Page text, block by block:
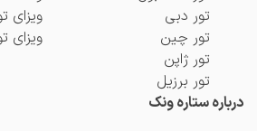
تور دبی
تور چین
تور ژاپن
تور برزیل
ویزای
ویزای
درباره ستاره ونک